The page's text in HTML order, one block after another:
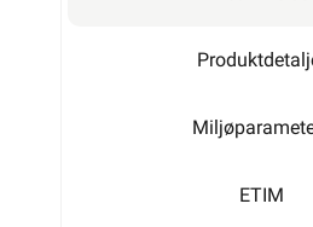
ETIM